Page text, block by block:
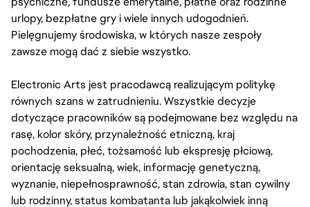
urlopy, bezpłatne gry i wiele innych udogodnień.
Pielęgnujemy środowiska, w których nasze zespoły
zawsze mogą dać z siebie wszystko.
Electronic Arts jest pracodawcą realizującym politykę
równych szans w zatrudnieniu. Wszystkie decyzje
dotyczące pracowników są podejmowane bez względu na
rasę, kolor skóry, przynależność etniczną, kraj
pochodzenia, płeć, tożsamość lub ekspresję płciową,
orientację seksualną, wiek, informację genetyczną,
wyznanie, niepełnosprawność, stan zdrowia, stan cywilny
lub rodzinny, status kombatanta lub jakąkolwiek inną